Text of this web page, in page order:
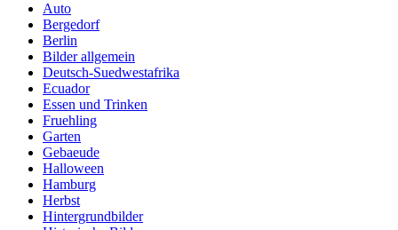
Auto
Bergedorf
Berlin
Bilder allgemein
Deutsch-Suedwestafrika
Ecuador
Essen und Trinken
Fruehling
Garten
Gebaeude
Halloween
Hamburg
Herbst
Hintergrundbilder